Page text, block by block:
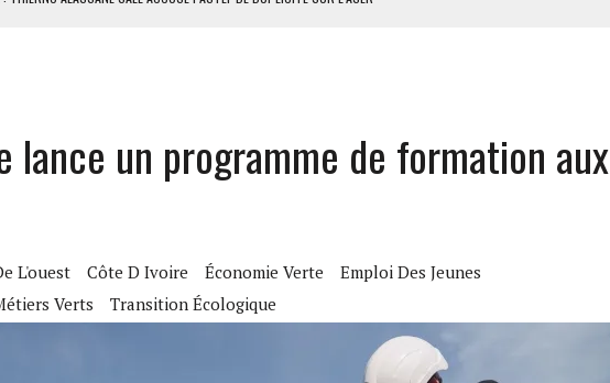
ACTUALISE L’AVANCEMENT DU PROJET SÉNÉGALO-MAURITANIEN
NATIONALE POUR BÂTIR LA GRANDE CÔTE D’IVOIRE
GRACIE 4 661 DÉTENUS POUR L’INDÉPENDANCE
lance un programme de formation aux
L'ouest Côte D Ivoire Économie Verte
Emploi Des Jeunes
Verts Transition Écologique